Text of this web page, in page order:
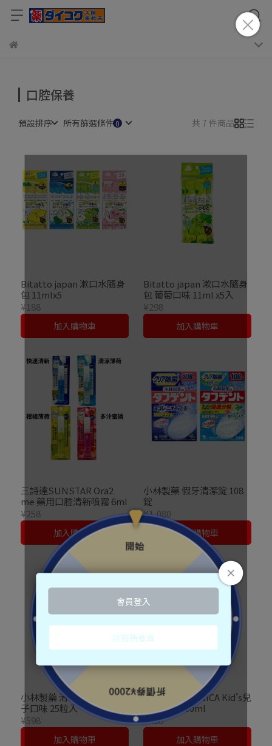
口腔保養
預設排序 所有篩選條件 共 7 件商品
Bitatto japan 漱口水隨身
包 11mlx5
¥188
加入購物車
Bitatto japan 漱口水隨身
包 葡萄口味 11ml x5入
¥298
加入購物車
三詩達SUNSTAR Ora2
me 藥用口腔清新噴霧 6ml
¥258
加入購物車
小林製藥 假牙清潔錠 108
錠
¥1,080
加入購物車
小林製藥 清新口氣軟糖 橘
子口味 25粒入
¥598
加入購物車
獅王LION CLINICA Kid's兒
童漱口水250ml
¥498
加入購物車